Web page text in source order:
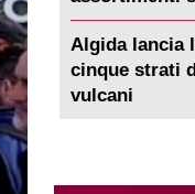
Algida lancia
cinque strati
vulcani